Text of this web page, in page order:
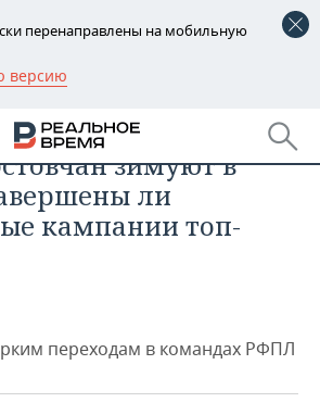
перенаправлены на мобильную
версию
«Уралу» голландец,
зимуют в
ли
кампании топ-
переходам в командах РФПЛ